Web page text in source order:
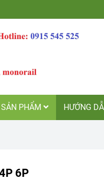
SẢN PHẨM HƯỚNG
6P